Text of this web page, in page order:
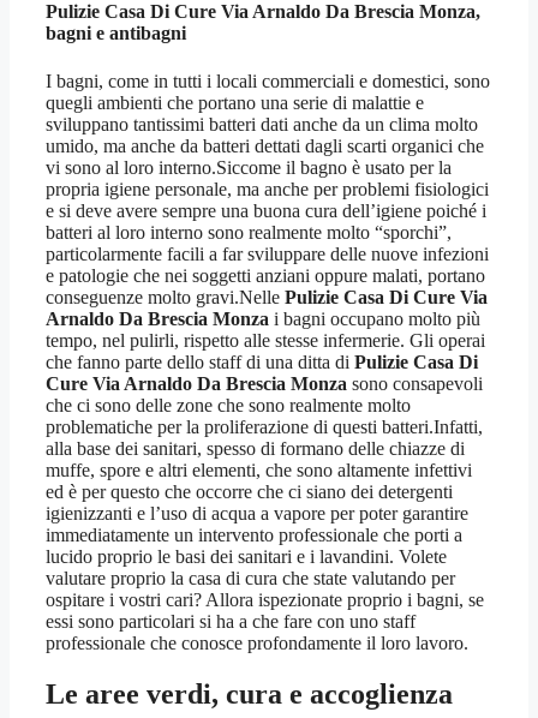
Pulizie Casa Di Cure Via Arnaldo Da Brescia Monza,
bagni e antibagni
I bagni, come in tutti i locali commerciali e domestici, sono
quegli ambienti che portano una serie di malattie e
sviluppano tantissimi batteri dati anche da un clima molto
umido, ma anche da batteri dettati dagli scarti organici che
vi sono al loro interno.Siccome il bagno è usato per la
propria igiene personale, ma anche per problemi fisiologici
e si deve avere sempre una buona cura dell’igiene poiché i
batteri al loro interno sono realmente molto “sporchi”,
particolarmente facili a far sviluppare delle nuove infezioni
e patologie che nei soggetti anziani oppure malati, portano
conseguenze molto gravi.Nelle Pulizie Casa Di Cure Via
Arnaldo Da Brescia Monza i bagni occupano molto più
tempo, nel pulirli, rispetto alle stesse infermerie. Gli operai
che fanno parte dello staff di una ditta di Pulizie Casa Di
Cure Via Arnaldo Da Brescia Monza sono consapevoli
che ci sono delle zone che sono realmente molto
problematiche per la proliferazione di questi batteri.Infatti,
alla base dei sanitari, spesso di formano delle chiazze di
muffe, spore e altri elementi, che sono altamente infettivi
ed è per questo che occorre che ci siano dei detergenti
igienizzanti e l’uso di acqua a vapore per poter garantire
immediatamente un intervento professionale che porti a
lucido proprio le basi dei sanitari e i lavandini. Volete
valutare proprio la casa di cura che state valutando per
ospitare i vostri cari? Allora ispezionate proprio i bagni, se
essi sono particolari si ha a che fare con uno staff
professionale che conosce profondamente il loro lavoro.
Le aree verdi, cura e accoglienza